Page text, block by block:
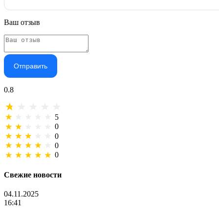
Ваш отзыв
Отправить
0.8
5
0
0
0
0
Свежие новости
04.11.2025
16:41